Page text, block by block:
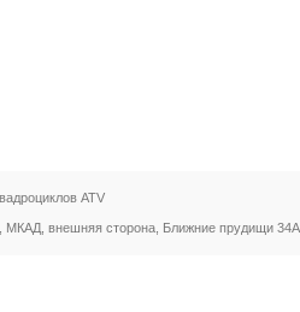
ATV
МКАД, внешняя сторона, Ближние прудищи 34А